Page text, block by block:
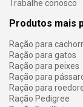
Trabalhe conosco
Produtos mais
Ração para
Ração para gatos
Ração para peixes
Ração para
Ração para
Ração Pedigree